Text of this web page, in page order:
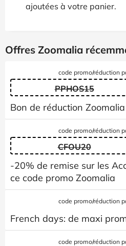
ajoutées à votre panier.
Offres Zoomalia
code promo/réduction
PPHOS15
Bon de réduction
code promo/réduction
CFOU20
-20% de remise sur les
ce code promo Zoomalia
code promo/réduction
French days: de maxi
code promo/réduction